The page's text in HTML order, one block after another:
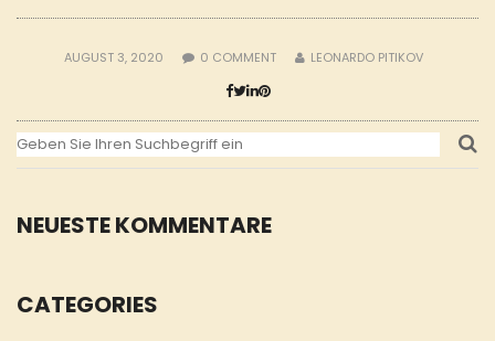
NEUESTE KOMMENTARE
CATEGORIES
AUGUST 3, 2020 0 COMMENT LEONARDO PITIKOV